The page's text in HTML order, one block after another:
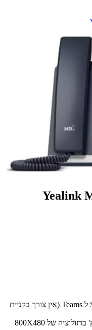
אפשרות שדרוג תוכנה למעבר מ SFB ל Teams (אין צורך בקניית
מסך מגע צבעוני מתכוונן בגודל 7 אינץ' ברזולוציה של 800X480